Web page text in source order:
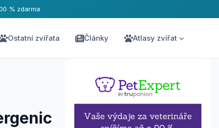
% zdarma
Ostatní zvířata Články Atlasy zvířat